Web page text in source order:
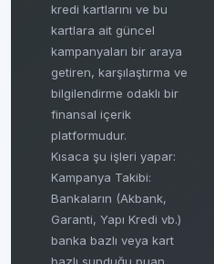
kredi kartlarını ve bu
kartlara ait güncel
kampanyaları bir araya
getiren, karşılaştırma ve
bilgilendirme odaklı bir
finansal içerik
platformudur.
Kısaca şu işleri yapar:
Kampanya Takibi:
Bankaların (Akbank,
Garanti, Yapı Kredi vb.)
banka bazlı veya kart